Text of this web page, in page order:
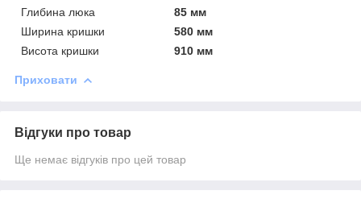
Глибина люка
85 мм
Ширина кришки
580 мм
Висота кришки
910 мм
Приховати
Відгуки про товар
Ще немає відгуків про цей товар